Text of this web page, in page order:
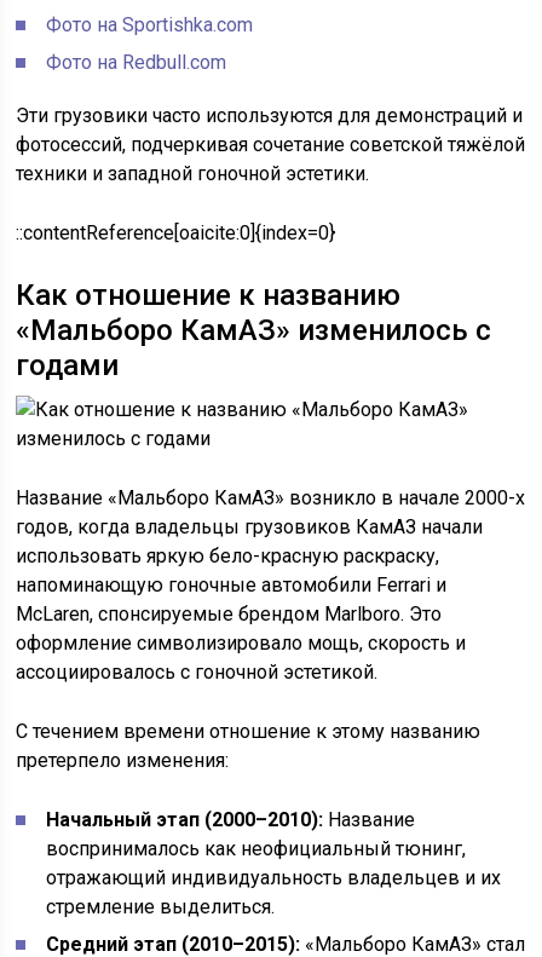
Фото на Sportishka.com
Фото на Redbull.com
Эти грузовики часто используются для демонстраций и
фотосессий, подчеркивая сочетание советской тяжёлой
техники и западной гоночной эстетики.
::contentReference[oaicite:0]{index=0}
Как отношение к названию
«Мальборо КамАЗ» изменилось с
годами
Название «Мальборо КамАЗ» возникло в начале 2000-х
годов, когда владельцы грузовиков КамАЗ начали
использовать яркую бело-красную раскраску,
напоминающую гоночные автомобили Ferrari и
McLaren, спонсируемые брендом Marlboro. Это
оформление символизировало мощь, скорость и
ассоциировалось с гоночной эстетикой.
С течением времени отношение к этому названию
претерпело изменения:
Начальный этап (2000–2010): Название
воспринималось как неофициальный тюнинг,
отражающий индивидуальность владельцев и их
стремление выделиться.
Средний этап (2010–2015): «Мальборо КамАЗ» стал